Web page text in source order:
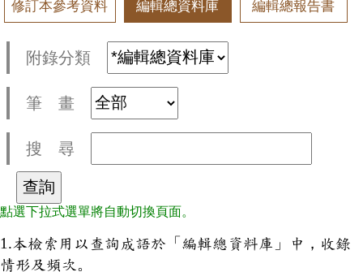
修訂本參考資料 編輯總資料庫 編輯總報告書
附錄分類
筆 畫
搜 尋
點選下拉式選單將自動切換頁面。
1.本檢索用以查詢成語於「編輯總資料庫」中，收錄
情形及頻次。